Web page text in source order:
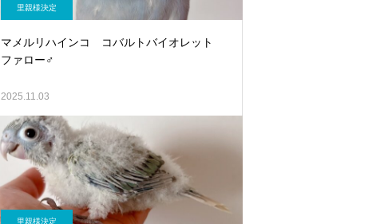
里親様決定
マメルリハインコ コバルトバイオレット
ファロー♂
2025.11.03
里親様決定